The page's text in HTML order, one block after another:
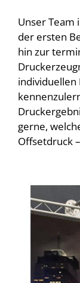
Unser Team
der ersten
hin zur
individuellen
gerne,
Offsetdruck